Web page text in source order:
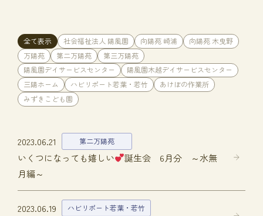
全て表示 社会福祉法人 陽風園 向陽苑 崎浦
向陽苑 木曳野
万陽苑
第二万陽苑
第三万陽苑
陽風園デイサービスセンター
陽風園木越デイサービスセンター
三陽ホーム
ハビリポート若葉・若竹
あけぼの作業所
みずきこども園
2023.06.21 第二万陽苑
いくつになっても嬉しい
誕生会 6月分 ～水無
月編～
2023.06.19 ハビリポート若葉・若竹